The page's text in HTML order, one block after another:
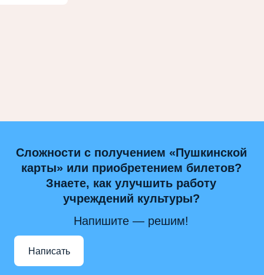
Сложности с получением «Пушкинской
карты» или приобретением билетов?
Знаете, как улучшить работу
учреждений культуры?
Напишите — решим!
Написать